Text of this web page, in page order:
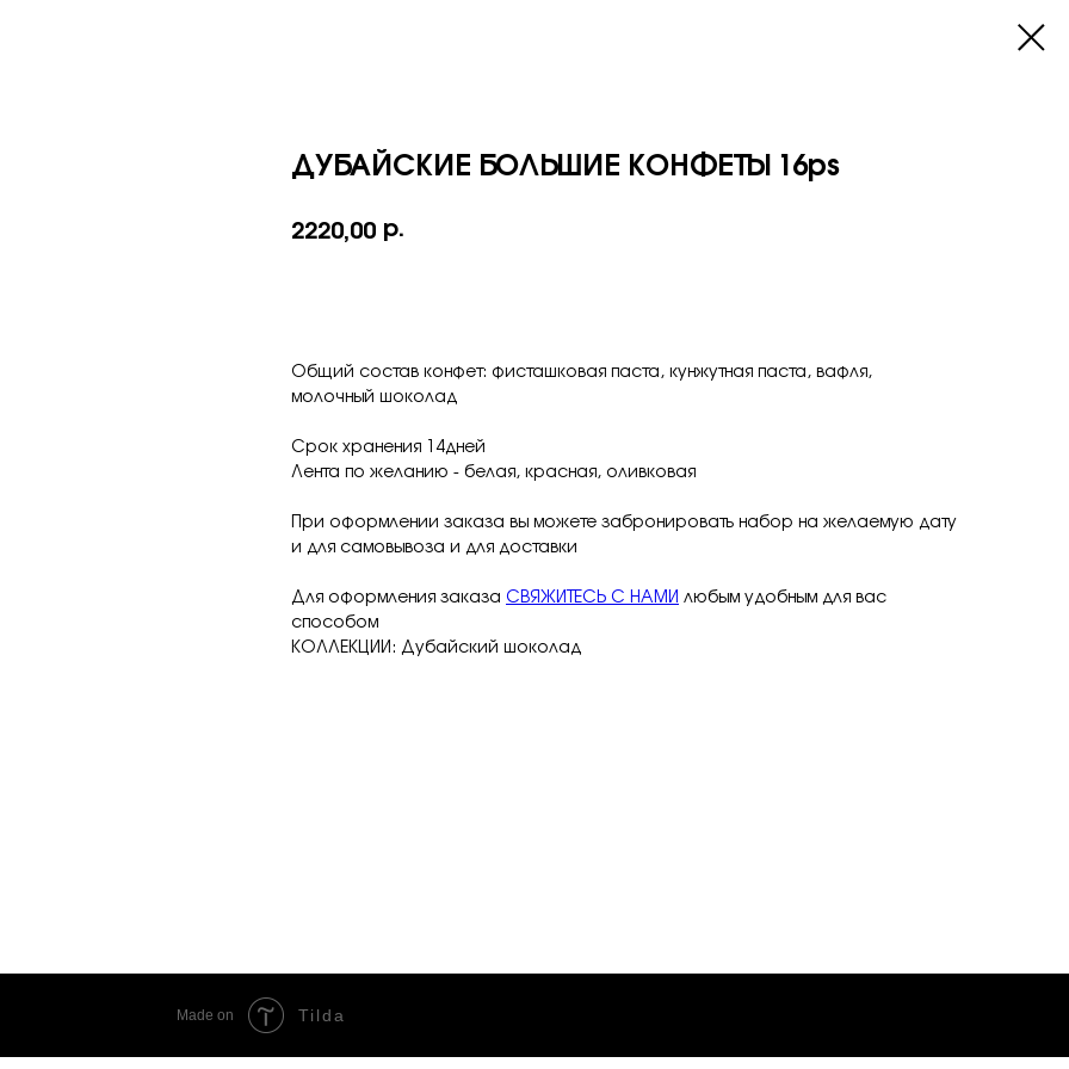
ДУБАЙСКИЕ БОЛЬШИЕ КОНФЕТЫ 16ps
2220,00 р.
Общий состав конфет: фисташковая паста, кунжутная паста, вафля,
молочный шоколад
Срок хранения 14дней
Лента по желанию - белая, красная, оливковая
При оформлении заказа вы можете забронировать набор на желаемую дату
и для самовывоза и для доставки
Для оформления заказа СВЯЖИТЕСЬ С НАМИ любым удобным для вас
способом
КОЛЛЕКЦИИ: Дубайский шоколад
Made on Tilda